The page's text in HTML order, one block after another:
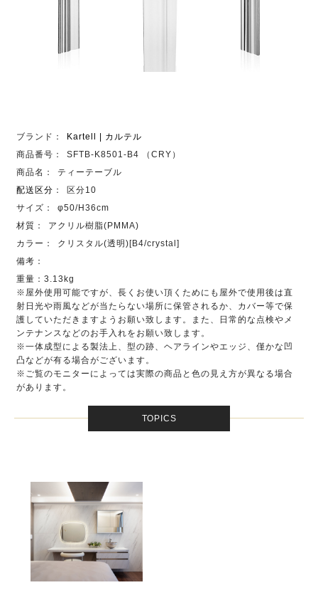
ブランド：
Kartell | カルテル
商品番号：
SFTB-K8501-B4 （CRY）
商品名：
ティーテーブル
配送区分 ：
区分10
サイズ：
φ50/H36cm
材質：
アクリル樹脂(PMMA)
カラー：
クリスタル(透明)[B4/crystal]
備考：
重量：3.13kg
※屋外使用可能ですが、長くお使い頂くためにも屋外で使用後は直
射日光や雨風などが当たらない場所に保管されるか、カバー等で保
護していただきますようお願い致します。また、日常的な点検やメ
ンテナンスなどのお手入れをお願い致します。
※一体成型による製法上、型の跡、ヘアラインやエッジ、僅かな凹
凸などが有る場合がございます。
※ご覧のモニターによっては実際の商品と色の見え方が異なる場合
があります。
TOPICS